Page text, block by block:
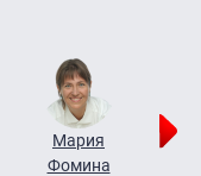
Мария
Фомина